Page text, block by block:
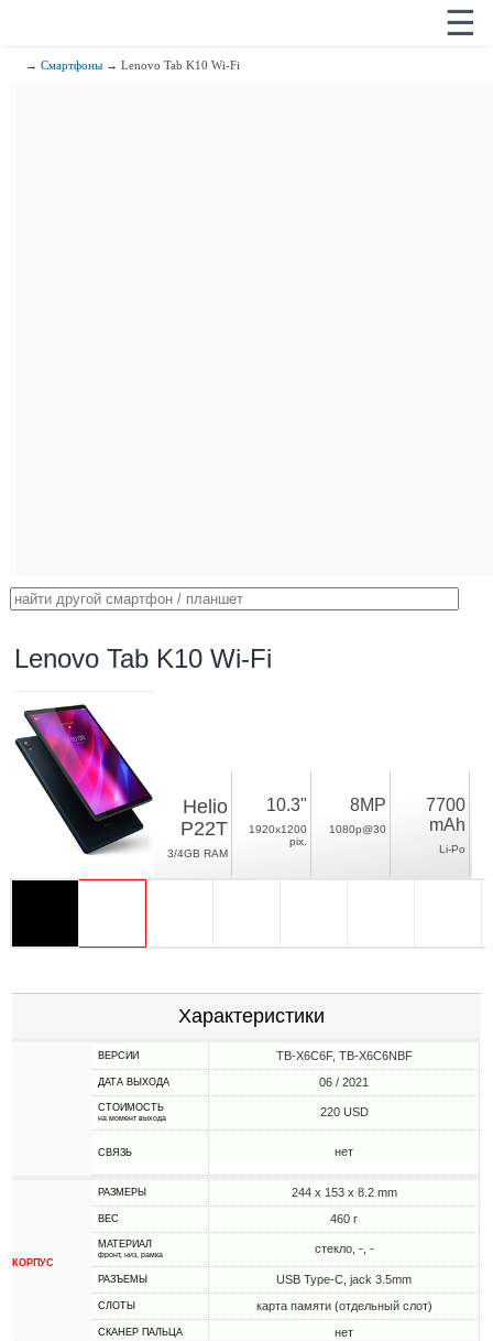
☰
→Смартфоны → Lenovo Tab K10 Wi-Fi
Lenovo Tab K10 Wi-Fi
Helio
P22T
3/4GB RAM
10.3"
1920x1200
pix.
8MP
1080p@30
7700
mAh
Li-Po
Характеристики
ВЕРСИИ TB-X6C6F, TB-X6C6NBF
ДАТА ВЫХОДА 06 / 2021
СТОИМОСТЬ
на момент выхода 220 USD
СВЯЗЬ нет
КОРПУС
РАЗМЕРЫ 244 x 153 x 8.2 mm
ВЕС 460 г
МАТЕРИАЛ
фронт, низ, рамка стекло, -, -
РАЗЪЕМЫ USB Type-C, jack 3.5mm
СЛОТЫ карта памяти (отдельный слот)
СКАНЕР ПАЛЬЦА нет